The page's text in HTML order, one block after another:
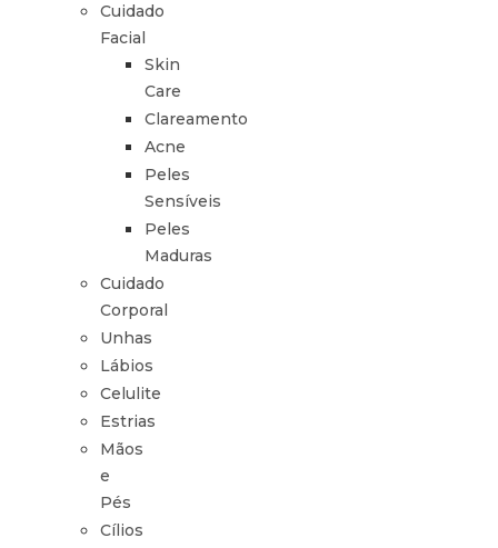
Cuidado
Facial
Skin
Care
Clareamento
Acne
Peles
Sensíveis
Peles
Maduras
Cuidado
Corporal
Unhas
Lábios
Celulite
Estrias
Mãos
e
Pés
Cílios